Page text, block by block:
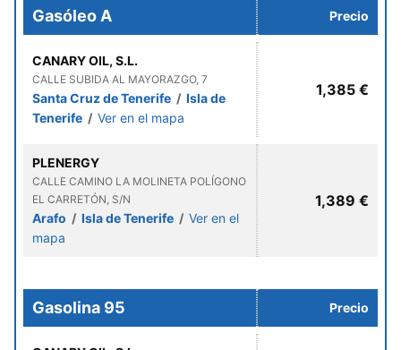
Gasóleo A Precio
CANARY OIL, S.L.
CALLE SUBIDA AL MAYORAZGO, 7
Santa Cruz de Tenerife / Isla de
Tenerife / Ver en el mapa
1,385 €
PLENERGY
CALLE CAMINO LA MOLINETA POLÍGONO
EL CARRETÓN, S/N
Arafo / Isla de Tenerife / Ver en el
mapa
1,389 €
Gasolina 95 Precio